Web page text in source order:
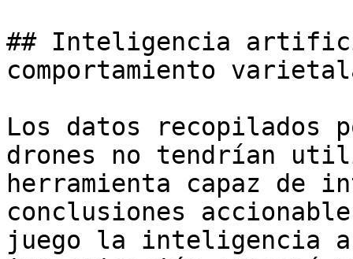
## Inteligencia
comportamiento
Los datos recopilados
drones no tendrían
herramienta capaz de
conclusiones
juego la inteligencia